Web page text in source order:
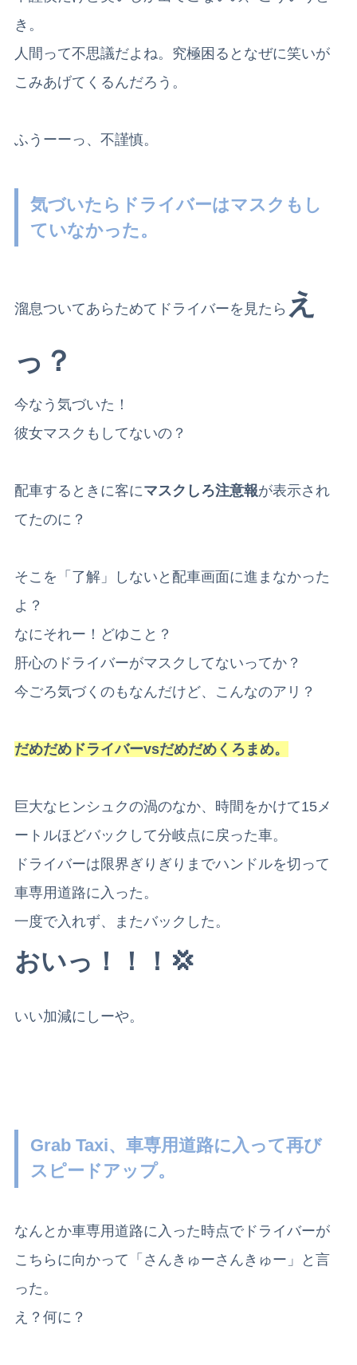
き。
人間って不思議だよね。究極困るとなぜに笑いが
こみあげてくるんだろう。
ふうーーっ、不謹慎。
気づいたらドライバーはマスクもし
ていなかった。
溜息ついてあらためてドライバーを見たら え
っ？
今なう気づいた！
彼女マスクもしてないの？
配車するときに客にマスクしろ注意報が表示され
てたのに？
そこを「了解」しないと配車画面に進まなかった
よ？
なにそれー！どゆこと？
肝心のドライバーがマスクしてないってか？
今ごろ気づくのもなんだけど、こんなのアリ？
だめだめドライバーvsだめだめくろまめ。
巨大なヒンシュクの渦のなか、時間をかけて15メ
ートルほどバックして分岐点に戻った車。
ドライバーは限界ぎりぎりまでハンドルを切って
車専用道路に入った。
一度で入れず、またバックした。
おいっ！！！💢
いい加減にしーや。
Grab Taxi、車専用道路に入って再び
スピードアップ。
なんとか車専用道路に入った時点でドライバーが
こちらに向かって「さんきゅーさんきゅー」と言
った。
え？何に？